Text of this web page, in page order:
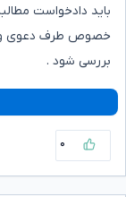
باید دادخواست
خصوص طرف دعوی و
بررسی شود .
۰